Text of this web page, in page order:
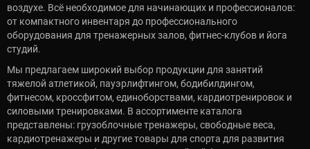
воздухе. Всё необходимое для начинающих и профессионалов:
от компактного инвентаря до профессионального
оборудования для тренажерных залов, фитнес-клубов и йога
студий.
Мы предлагаем широкий выбор продукции для занятий
тяжелой атлетикой, пауэрлифтингом, бодибилдингом,
фитнесом, кроссфитом, единоборствами, кардиотренировок и
силовыми тренировками. В ассортименте каталога
представлены: грузоблочные тренажеры, свободные веса,
кардиотренажеры и другие товары для спорта для развития